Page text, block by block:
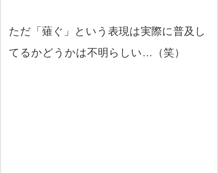
ただ「薙ぐ」という表現は実際に普及し
てるかどうかは不明らしい…（笑）